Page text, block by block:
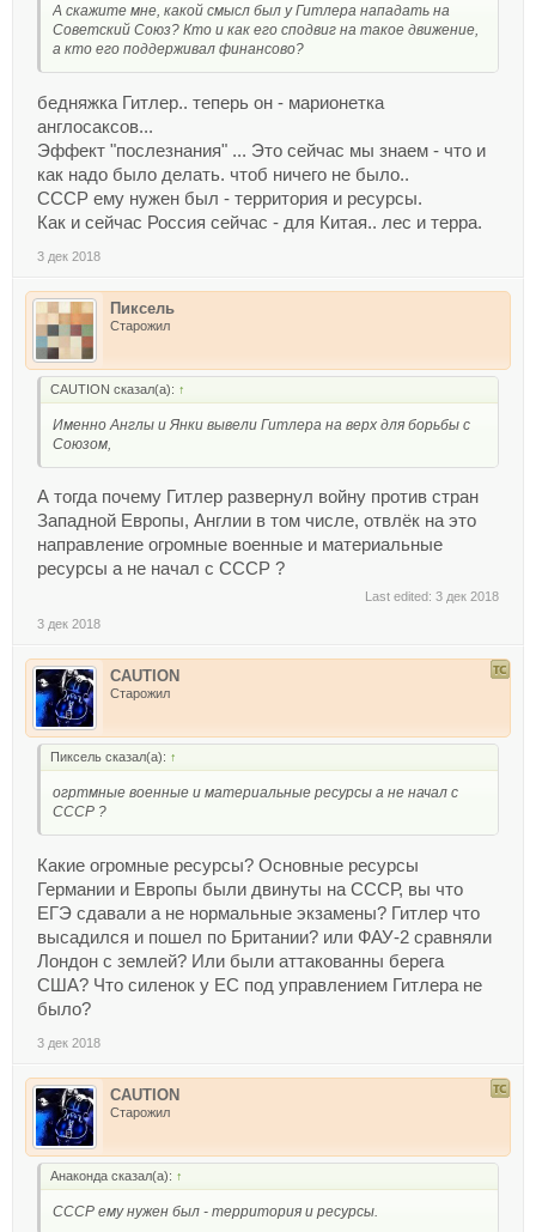
А скажите мне, какой смысл был у Гитлера нападать на
Советский Союз? Кто и как его сподвиг на такое движение,
а кто его поддерживал финансово?
бедняжка Гитлер.. теперь он - марионетка
англосаксов...
Эффект "послезнания" ... Это сейчас мы знаем - что и
как надо было делать. чтоб ничего не было..
СССР ему нужен был - территория и ресурсы.
Как и сейчас Россия сейчас - для Китая.. лес и терра.
3 дек 2018
Пиксель
Старожил
CAUTION сказал(а): ↑
Именно Англы и Янки вывели Гитлера на верх для борьбы с
Союзом,
А тогда почему Гитлер развернул войну против стран
Западной Европы, Англии в том числе, отвлёк на это
направление огромные военные и материальные
ресурсы а не начал с СССР ?
Last edited: 3 дек 2018
3 дек 2018
CAUTION
Старожил
Пиксель сказал(а): ↑
огртмные военные и материальные ресурсы а не начал с
СССР ?
Какие огромные ресурсы? Основные ресурсы
Германии и Европы были двинуты на СССР, вы что
ЕГЭ сдавали а не нормальные экзамены? Гитлер что
высадился и пошел по Британии? или ФАУ-2 сравняли
Лондон с землей? Или были аттакованны берега
США? Что силенок у ЕС под управлением Гитлера не
было?
3 дек 2018
CAUTION
Старожил
Анаконда сказал(а): ↑
СССР ему нужен был - территория и ресурсы.